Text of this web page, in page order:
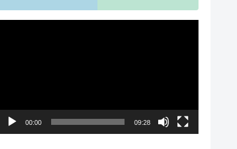
00:00 09:28